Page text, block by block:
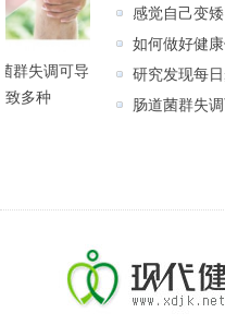
群失调可导
致多种
感觉自己变
如何做好健
研究发现每
肠道菌群失